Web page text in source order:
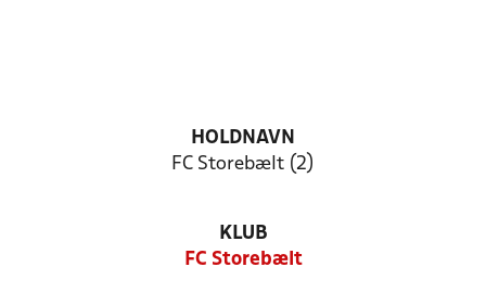
HOLDNAVN
FC Storebælt (2)
KLUB
FC Storebælt